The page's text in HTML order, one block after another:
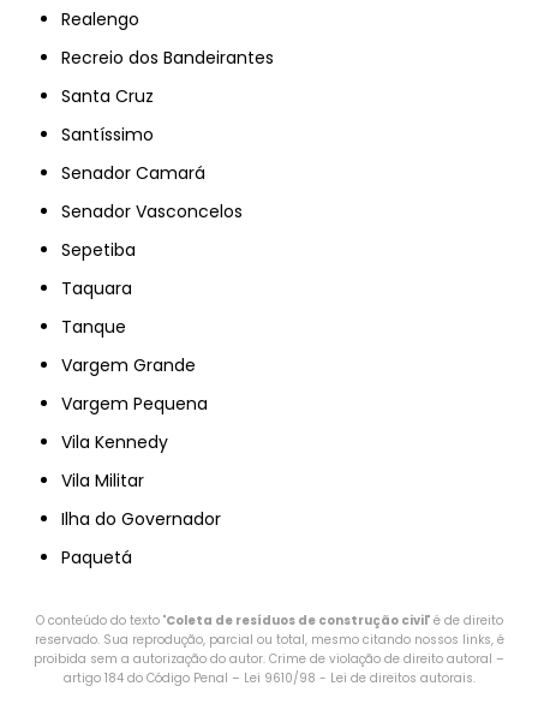
Realengo
Recreio dos Bandeirantes
Santa Cruz
Santíssimo
Senador Camará
Senador Vasconcelos
Sepetiba
Taquara
Tanque
Vargem Grande
Vargem Pequena
Vila Kennedy
Vila Militar
Ilha do Governador
Paquetá
O conteúdo do texto "Coleta de resíduos de construção civil" é de direito
reservado. Sua reprodução, parcial ou total, mesmo citando nossos links, é
proibida sem a autorização do autor. Crime de violação de direito autoral –
artigo 184 do Código Penal – Lei 9610/98 - Lei de direitos autorais.